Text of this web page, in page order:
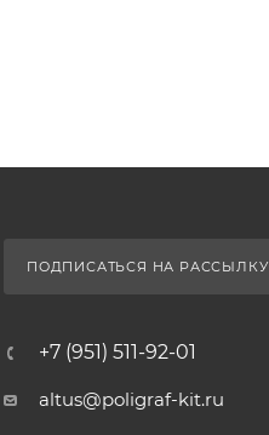
ПОДПИСАТЬСЯ НА РАССЫЛКУ
+7 (951) 511-92-01
altus@poligraf-kit.ru